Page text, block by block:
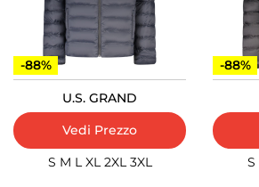
-88%
U.S. GRAND
Vedi Prezzo
S M L XL 2XL 3XL
-88%
S